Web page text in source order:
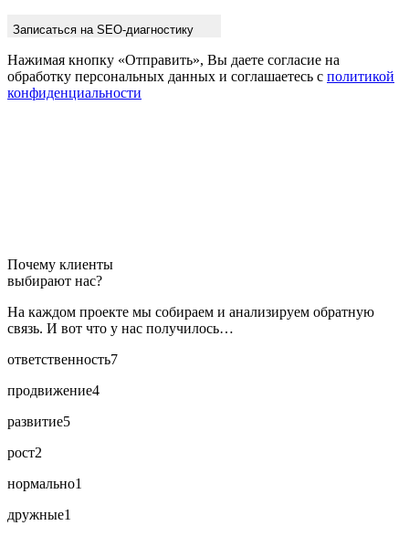
Записаться на SEO-диагностику
Нажимая кнопку «Отправить», Вы даете согласие на
обработку персональных данных и соглашаетесь с политикой
конфиденциальности
Почему клиенты
выбирают нас?
На каждом проекте мы собираем и анализируем обратную
связь. И вот что у нас получилось…
ответственность7
продвижение4
развитие5
рост2
нормально1
дружные1